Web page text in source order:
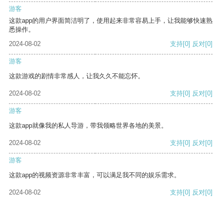
游客
这款app的用户界面简洁明了，使用起来非常容易上手，让我能够快速熟
悉操作。
2024-08-02
支持[0] 反对[0]
游客
这款游戏的剧情非常感人，让我久久不能忘怀。
2024-08-02 支持[0] 反对[0]
游客
这款app就像我的私人导游，带我领略世界各地的美景。
2024-08-02 支持[0] 反对[0]
游客
这款app的视频资源非常丰富，可以满足我不同的娱乐需求。
2024-08-02 支持[0] 反对[0]